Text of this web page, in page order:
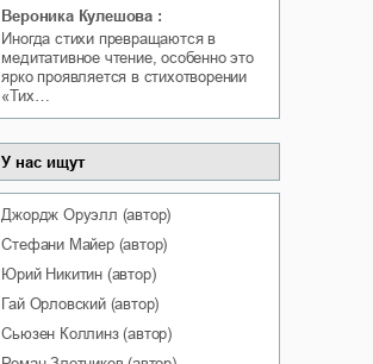
Вероника Кулешова :
Иногда стихи превращаются в
медитативное чтение, особенно это
ярко проявляется в стихотворении
«Тих…
У нас ищут
Джордж Оруэлл (автор)
Стефани Майер(автор)
Юрий Никитин(автор)
Гай Орловский(автор)
Сьюзен Коллинз(автор)